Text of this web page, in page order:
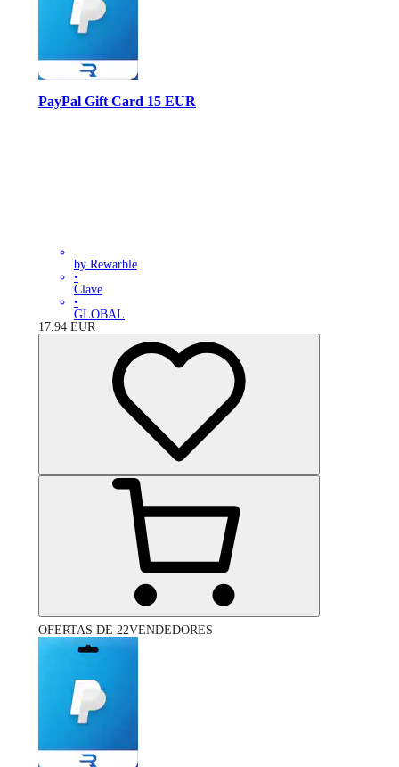
PayPal Gift Card 15 EUR
by Rewarble
•
Clave
•
GLOBAL
17.94 EUR
OFERTAS DE 22VENDEDORES